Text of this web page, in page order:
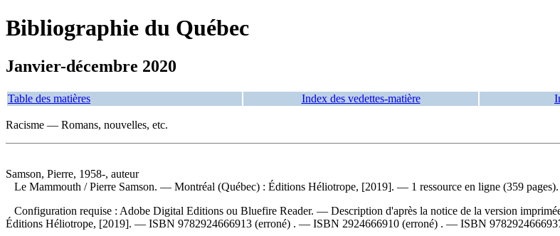
Bibliographie du Québec
Janvier-décembre 2020
Table des matières Index des vedettes-matière
Racisme — Romans, nouvelles, etc.
Samson, Pierre, 1958-, auteur
Le Mammouth / Pierre Samson. — Montréal (Québec) : Éditions Héliotrope, [2019]. — 1 ressource en ligne (359 pages).
Configuration requise : Adobe Digital Editions ou Bluefire Reader. — Description d'après la notice de la version
Éditions Héliotrope, [2019]. — ISBN 9782924666913 (erroné) . — ISBN 2924666910 (erroné) . — ISBN